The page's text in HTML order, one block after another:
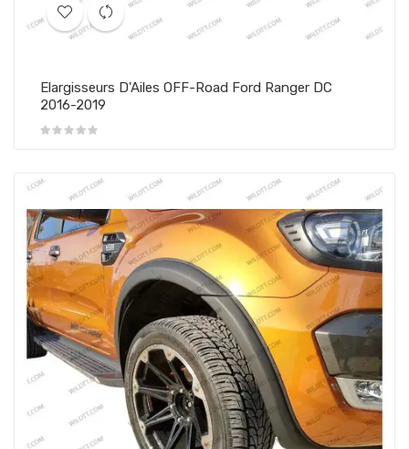
Elargisseurs D'Ailes OFF-Road Ford Ranger DC
2016-2019